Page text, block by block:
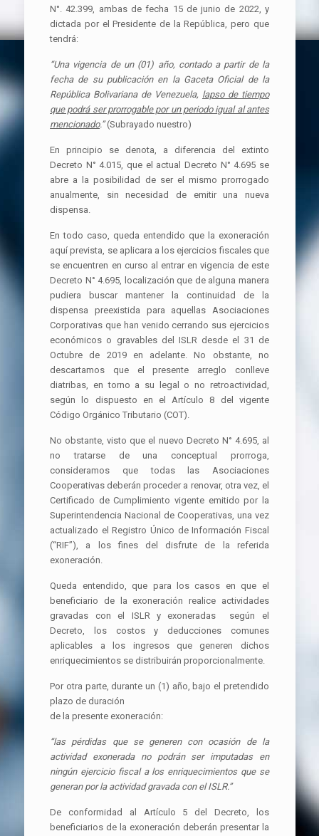
N°. 42.399, ambas de fecha 15 de junio de 2022, y
dictada por el Presidente de la República, pero que
tendrá:
“Una vigencia de un (01) año, contado a partir de la
fecha de su publicación en la Gaceta Oficial de la
República Bolivariana de Venezuela, lapso de tiempo
que podrá ser prorrogable por un periodo igual al antes
mencionado.”(Subrayado nuestro)
En principio se denota, a diferencia del extinto
Decreto N° 4.015, que el actual Decreto N° 4.695 se
abre a la posibilidad de ser el mismo prorrogado
anualmente, sin necesidad de emitir una nueva
dispensa.
En todo caso, queda entendido que la exoneración
aquí prevista, se aplicara a los ejercicios fiscales que
se encuentren en curso al entrar en vigencia de este
Decreto N° 4.695, localización que de alguna manera
pudiera buscar mantener la continuidad de la
dispensa preexistida para aquellas Asociaciones
Corporativas que han venido cerrando sus ejercicios
económicos o gravables del ISLR desde el 31 de
Octubre de 2019 en adelante. No obstante, no
descartamos que el presente arreglo conlleve
diatribas, en torno a su legal o no retroactividad,
según lo dispuesto en el Artículo 8 del vigente
Código Orgánico Tributario (COT).
No obstante, visto que el nuevo Decreto N° 4.695, al
no tratarse de una conceptual prorroga,
consideramos que todas las Asociaciones
Cooperativas deberán proceder a renovar, otra vez, el
Certificado de Cumplimiento vigente emitido por la
Superintendencia Nacional de Cooperativas, una vez
actualizado el Registro Único de Información Fiscal
(“RIF”), a los fines del disfrute de la referida
exoneración.
Queda entendido, que para los casos en que el
beneficiario de la exoneración realice actividades
gravadas con el ISLR y exoneradas según el
Decreto, los costos y deducciones comunes
aplicables a los ingresos que generen dichos
enriquecimientos se distribuirán proporcionalmente.
Por otra parte, durante un (1) año, bajo el pretendido
plazo de duración
de la presente exoneración:
“las pérdidas que se generen con ocasión de la
actividad exonerada no podrán ser imputadas en
ningún ejercicio fiscal a los enriquecimientos que se
generan por la actividad gravada con el ISLR.”
De conformidad al Artículo 5 del Decreto, los
beneficiarios de la exoneración deberán presentar la